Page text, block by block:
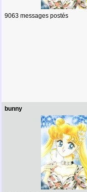
9063 messages postés
bunny